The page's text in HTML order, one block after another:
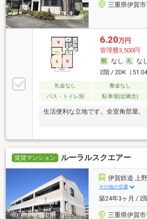
三重県伊賀
6.20万円
管理費3,500円
なし
な
2階 / 2DK（
礼金なし 敷金なし
バス・トイレ別
駐車場(近隣含)
生活便利な立地です。全室角部屋。
賃貸マンション ルーラルスクエアー
伊賀鉄道 上
その他の交通
築24年3ヶ月 / 2
三重県伊賀